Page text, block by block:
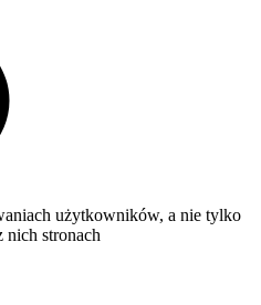
użytkowników, a nie tylko
nich stronach